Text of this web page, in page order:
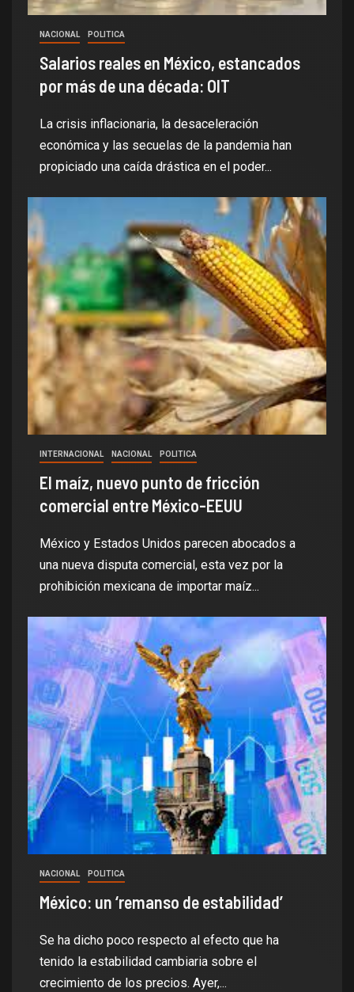
NACIONAL POLITICA
Salarios reales en México, estancados
por más de una década: OIT
La crisis inflacionaria, la desaceleración
económica y las secuelas de la pandemia han
propiciado una caída drástica en el poder...
INTERNACIONAL NACIONAL POLITICA
El maíz, nuevo punto de fricción
comercial entre México-EEUU
México y Estados Unidos parecen abocados a
una nueva disputa comercial, esta vez por la
prohibición mexicana de importar maíz...
NACIONAL POLITICA
México: un ‘remanso de estabilidad’
Se ha dicho poco respecto al efecto que ha
tenido la estabilidad cambiaria sobre el
crecimiento de los precios. Ayer,...